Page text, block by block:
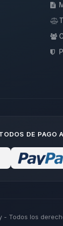
DE PAGO
- Todos los